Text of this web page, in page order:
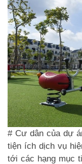
# Cư dân của dự
tiện ích dịch vụ
tới các hạng mục